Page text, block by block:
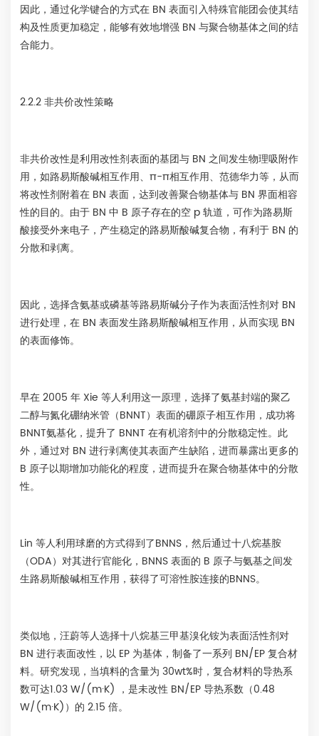
因此，通过化学键合的方式在 BN 表面引入特殊官能团会使其结
构及性质更加稳定，能够有效地增强 BN 与聚合物基体之间的结
合能力。
2.2.2 非共价改性策略
非共价改性是利用改性剂表面的基团与 BN 之间发生物理吸附作
用，如路易斯酸碱相互作用、π-π相互作用、范德华力等，从而
将改性剂附着在 BN 表面，达到改善聚合物基体与 BN 界面相容
性的目的。由于 BN 中 B 原子存在的空 p 轨道，可作为路易斯
酸接受外来电子，产生稳定的路易斯酸碱复合物，有利于 BN 的
分散和剥离。
因此，选择含氨基或磷基等路易斯碱分子作为表面活性剂对 BN
进行处理，在 BN 表面发生路易斯酸碱相互作用，从而实现 BN
的表面修饰。
早在 2005 年 Xie 等人利用这一原理，选择了氨基封端的聚乙
二醇与氮化硼纳米管（BNNT）表面的硼原子相互作用，成功将
BNNT氨基化，提升了 BNNT 在有机溶剂中的分散稳定性。此
外，通过对 BN 进行剥离使其表面产生缺陷，进而暴露出更多的
B 原子以期增加功能化的程度，进而提升在聚合物基体中的分散
性。
Lin 等人利用球磨的方式得到了BNNS，然后通过十八烷基胺
（ODA）对其进行官能化，BNNS 表面的 B 原子与氨基之间发
生路易斯酸碱相互作用，获得了可溶性胺连接的BNNS。
类似地，汪蔚等人选择十八烷基三甲基溴化铵为表面活性剂对
BN 进行表面改性，以 EP 为基体，制备了一系列 BN/EP 复合材
料。研究发现，当填料的含量为 30wt%时，复合材料的导热系
数可达1.03 W/(m·K) ，是未改性 BN/EP 导热系数（0.48
W/(m·K)）的 2.15 倍。